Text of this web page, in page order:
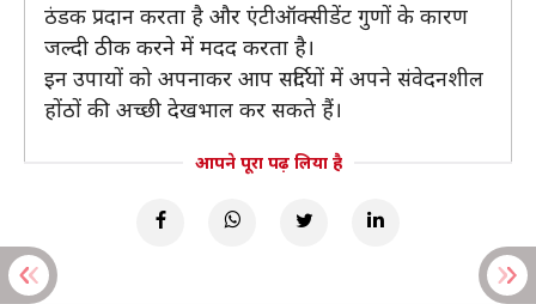
ठंडक प्रदान करता है और एंटीऑक्सीडेंट गुणों के कारण
जल्दी ठीक करने में मदद करता है।
इन उपायों को अपनाकर आप सर्दियों में अपने संवेदनशील
होंठों की अच्छी देखभाल कर सकते हैं।
आपने पूरा पढ़ लिया है